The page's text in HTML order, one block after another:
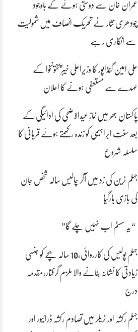
عمران خان سے دوستی ہونے کے باوجود
چودھری نثار نے تحریک انصاف میں شمولیت
سے انکاری رہے
علی امین گنڈاپور کا وزیراعلیٰ خیبرپختونخوا کے
عہدے سے مستعفی ہونے کا اعلان
پاکستان بھر میں نمازِ عیدالاضحی کی ادائیگی کے
بعد سنتِ ابراہیمی کو زندہ رکھتے ہوئے قربانی کا
سلسلہ شروع
جہلم ٹرین کی زد میں آکر چالیس سالہ شخص جان
کی بازی ہارگیا
“یہ سسٹم اب نہیں چلے گا”
جہلم پولیس کی کارروائی،10 سالہ بچے کو جنسی
زیادتی کا نشانہ بنانے والا ملزم گرفتار،مقدمہ
درج
جہلم رکشہ اور ٹریلر میں تصادم رکشہ ڈرائیور اور